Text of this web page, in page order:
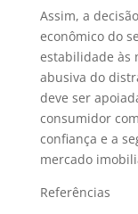
Assim, a
econômico do
estabilidade às
abusiva do
deve ser
consumidor
confiança e a
mercado
Referências